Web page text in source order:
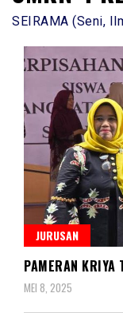
SEIRAMA (Seni,
JURUSAN
PAMERAN
MEI 8, 2025